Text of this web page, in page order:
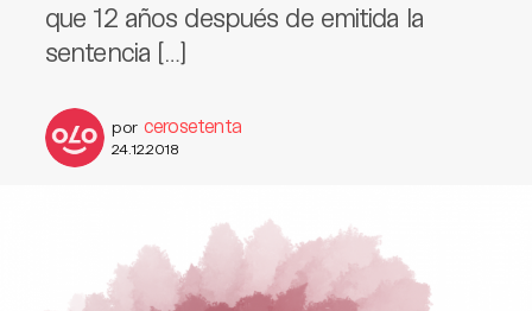
que 12 años después de emitida la
sentencia […]
por cerosetenta
24.12.2018